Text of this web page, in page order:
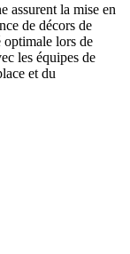
assurent la mise en
de décors de
optimale lors de
les équipes de
et du